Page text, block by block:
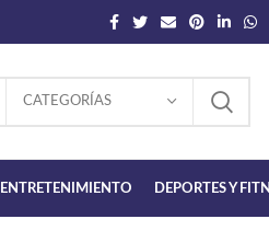
CATEGORÍAS
ENTRETENIMIENTO DEPORTES Y